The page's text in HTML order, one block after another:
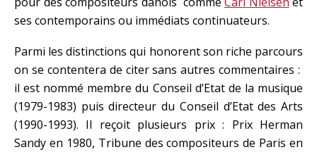
ses contemporains ou immédiats continuateurs.
Parmi les distinctions qui honorent son riche parcours
on se contentera de citer sans autres commentaires :
il est nommé membre du Conseil d’Etat de la musique
(1979-1983) puis directeur du Conseil d’Etat des Arts
(1990-1993). Il reçoit plusieurs prix : Prix Herman
Sandy en 1980, Tribune des compositeurs de Paris en